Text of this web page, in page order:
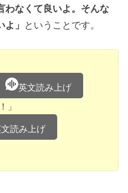
わなくて良いよ。そんな
」 ということです。
英文読み上げ
」
読み上げ